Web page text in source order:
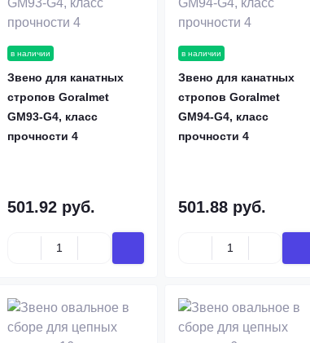
в наличии
Звено для канатных
стропов Goralmet
GM93-G4, класс
прочности 4
501.92 руб.
в наличии
Звено для канатных
стропов Goralmet
GM94-G4, класс
прочности 4
501.88 руб.